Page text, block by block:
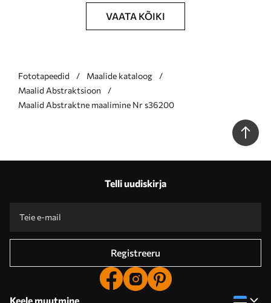
VAATA KÕIKI
Fototapeedid
Maalide kataloog
Maalid Abstraktsioon
Maalid Abstraktne maalimine Nr s36200
Telli uudiskirja
Registreeru
Keele muutmine